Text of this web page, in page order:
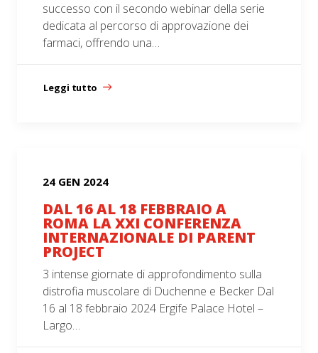
successo con il secondo webinar della serie
dedicata al percorso di approvazione dei
farmaci, offrendo una…
Leggi tutto
24 GEN 2024
DAL 16 AL 18 FEBBRAIO A
ROMA LA XXI CONFERENZA
INTERNAZIONALE DI PARENT
PROJECT
3 intense giornate di approfondimento sulla
distrofia muscolare di Duchenne e Becker Dal
16 al 18 febbraio 2024 Ergife Palace Hotel –
Largo…